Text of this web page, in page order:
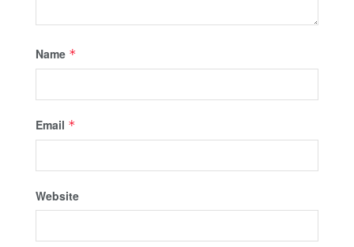
Name *
Email *
Website